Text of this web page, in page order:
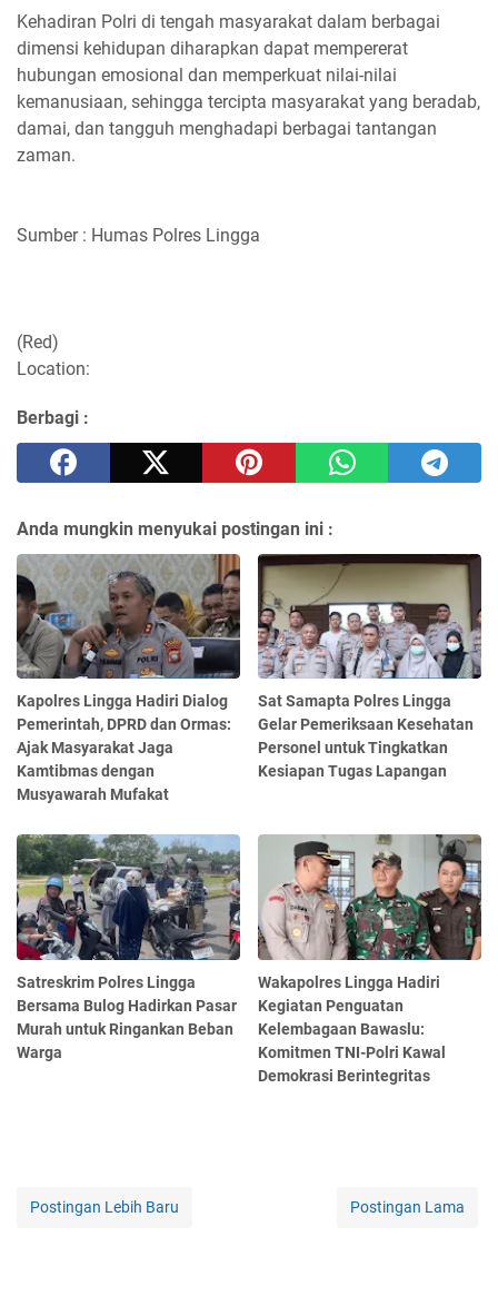
Kehadiran Polri di tengah masyarakat dalam berbagai
dimensi kehidupan diharapkan dapat mempererat
hubungan emosional dan memperkuat nilai-nilai
kemanusiaan, sehingga tercipta masyarakat yang beradab,
damai, dan tangguh menghadapi berbagai tantangan
zaman.
Sumber : Humas Polres Lingga
(Red)
Location:
Berbagi :
Anda mungkin menyukai postingan ini :
Kapolres Lingga Hadiri Dialog
Pemerintah, DPRD dan Ormas:
Ajak Masyarakat Jaga
Kamtibmas dengan
Musyawarah Mufakat
Sat Samapta Polres Lingga
Gelar Pemeriksaan Kesehatan
Personel untuk Tingkatkan
Kesiapan Tugas Lapangan
Satreskrim Polres Lingga
Bersama Bulog Hadirkan Pasar
Murah untuk Ringankan Beban
Warga
Wakapolres Lingga Hadiri
Kegiatan Penguatan
Kelembagaan Bawaslu:
Komitmen TNI-Polri Kawal
Demokrasi Berintegritas
Postingan Lebih Baru Postingan Lama